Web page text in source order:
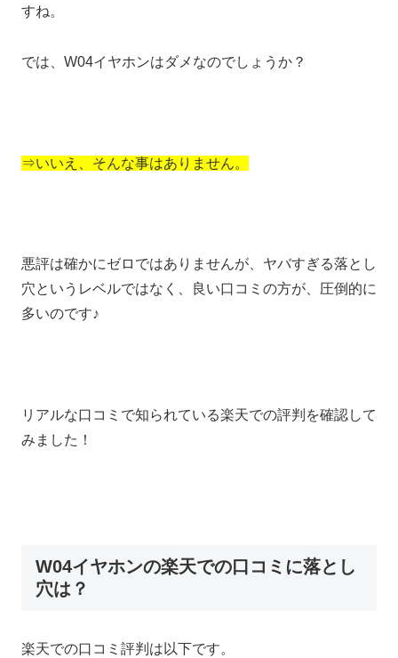
すね。
では、W04イヤホンはダメなのでしょうか？
⇒いいえ、そんな事はありません。
悪評は確かにゼロではありませんが、ヤバすぎる落とし
穴というレベルではなく、良い口コミの方が、圧倒的に
多いのです♪
リアルな口コミで知られている楽天での評判を確認して
みました！
W04イヤホンの楽天での口コミに落とし
穴は？
楽天での口コミ評判は以下です。